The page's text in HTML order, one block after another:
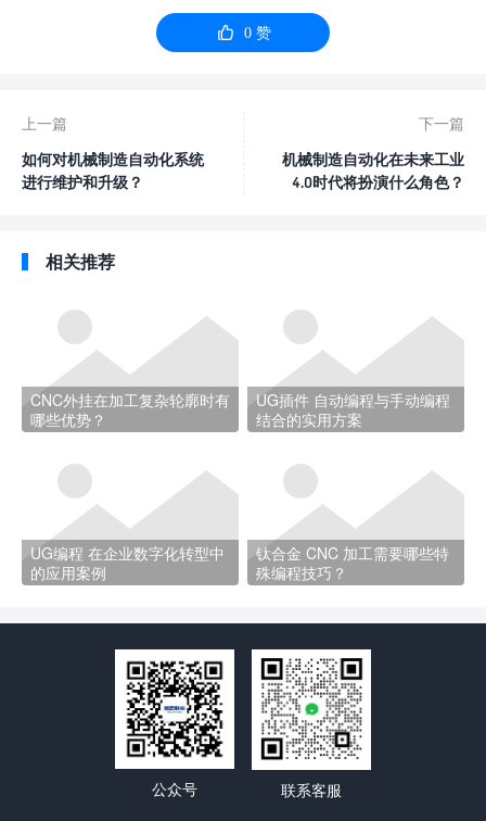
 0赞
上一篇
如何对机械制造自动化系统
进行维护和升级？
下一篇
机械制造自动化在未来工业
4.0时代将扮演什么角色？
相关推荐
CNC外挂在加工复杂轮廓时有
哪些优势？
UG插件 自动编程与手动编程
结合的实用方案
UG编程 在企业数字化转型中
的应用案例
钛合金 CNC 加工需要哪些特
殊编程技巧？
公众号 联系客服